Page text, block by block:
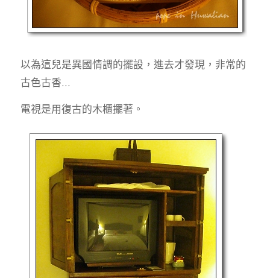
以為這兒是異國情調的擺設，進去才發現，非常的
古色古香…
電視是用復古的木櫃擺著。